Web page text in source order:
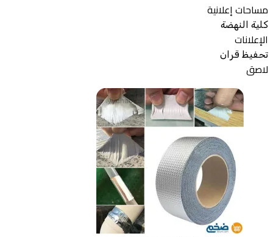
مساحات إعلانية
كلية النهضة
الإعلانات
تحفيظ قران
لاصق